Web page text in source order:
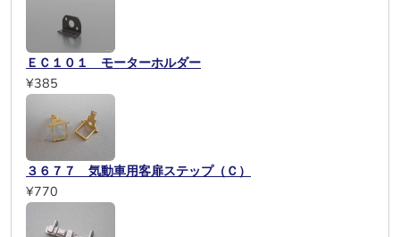
ＥＣ１０１ モーターホルダー
¥385
３６７７ 気動車用客扉ステップ（Ｃ）
¥770